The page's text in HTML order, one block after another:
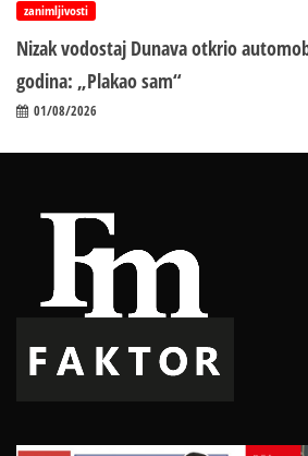
zanimljivosti
Nizak vodostaj Dunava otkrio
godina: „Plakao sam“
01/08/2026